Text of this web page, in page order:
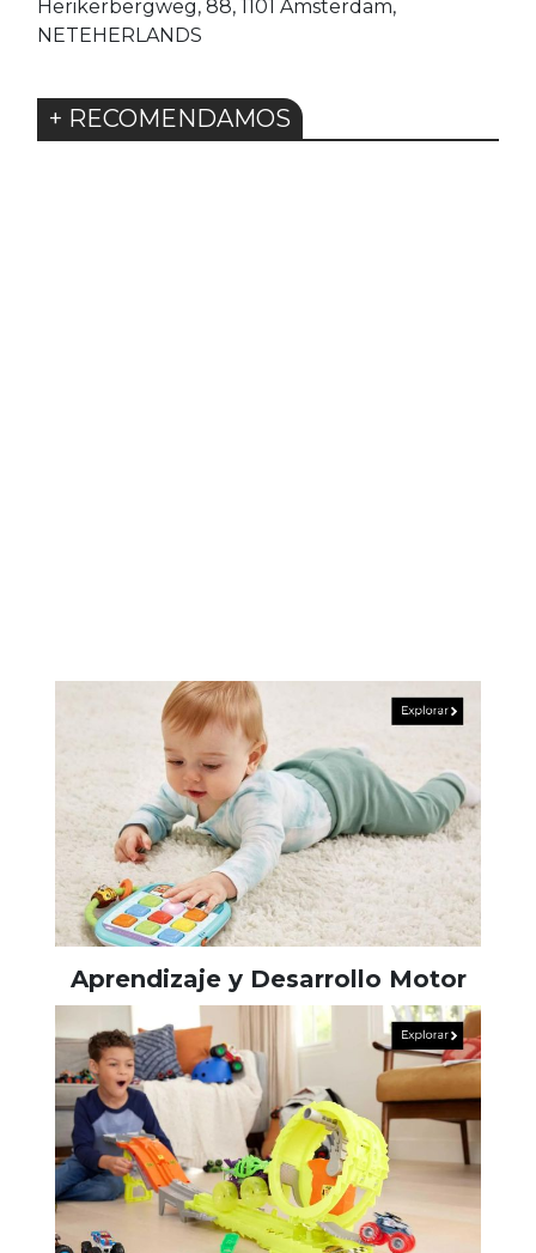
Herikerbergweg, 88, 1101 Amsterdam,
NETEHERLANDS
+ RECOMENDAMOS
Aprendizaje y Desarrollo Motor